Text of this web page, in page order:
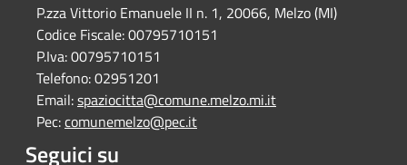
P.zza Vittorio Emanuele II n. 1, 20066, Melzo (MI)
Codice Fiscale:00795710151
P.Iva:00795710151
Telefono:02951201
Email:spaziocitta@comune.melzo.mi.it
Pec:comunemelzo@pec.it
Seguici su